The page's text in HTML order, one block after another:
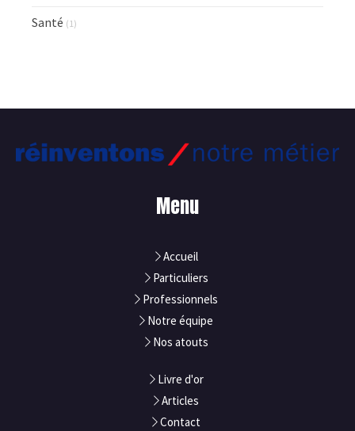
Santé (1)
Menu
Accueil
Particuliers
Professionnels
Notre équipe
Nos atouts
Livre d'or
Articles
Contact